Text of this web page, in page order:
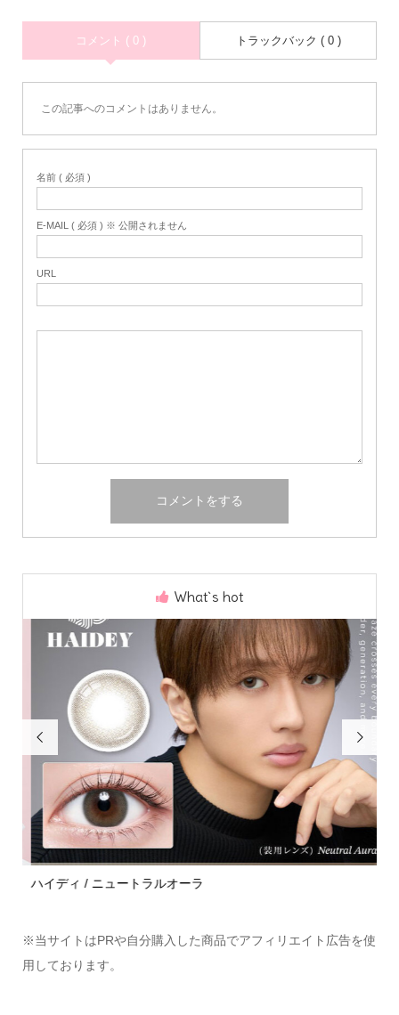
コメント ( 0 ) トラックバック ( 0 )
この記事へのコメントはありません。
名前 ( 必須 )
E-MAIL ( 必須 ) ※ 公開されません
URL
What`s hot

ハイディ / ニュートラルオーラ

※当サイトはPRや自分購入した商品でアフィリエイト広告を使
用しております。